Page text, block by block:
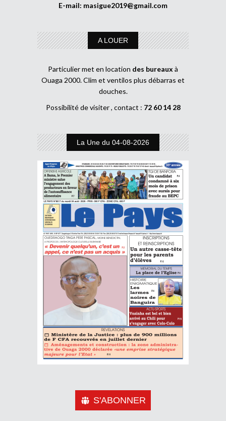
E-mail: masigue2019@gmail.com
A LOUER
Particulier met en location des bureaux à
Ouaga 2000. Clim et ventilos plus débarras et
douches.
Possibilité de visiter , contact : 72 60 14 28
La Une du 04-08-2026
S'ABONNER